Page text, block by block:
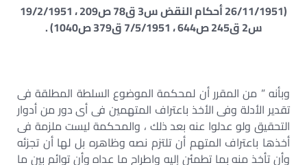
(26/11/1951 أحكام النقض س3 ق78 ص209 ، 19/2/1951
س2 ق245 ص644 ، 7/5/1951 ق379 ص1040) .
وبأنه ” من المقرر أن لمحكمة الموضوع السلطة المطلقة فى
تقدير الأدلة وفى الأخذ باعتراف المتهمين فى أى دور من أدوار
التحقيق ولو عدلوا عنه بعد ذلك ، والمحكمة ليست ملزمة فى
أخذها باعتراف المتهم أن تلتزم نصه وظاهره بل لها أن تجزئه
وأن تأخذ منه بما تطمئن إليه واطراح ما عداه وأن توائم بين ما